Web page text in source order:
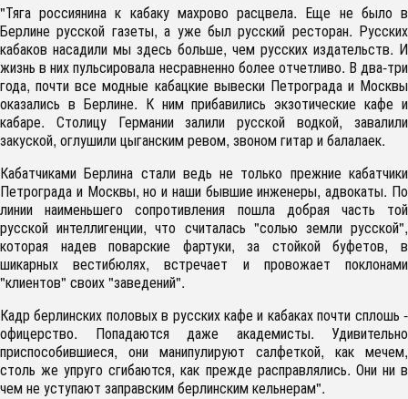
"Тяга россиянина к кабаку махрово расцвела. Еще не было в
Берлине русской газеты, а уже был русский ресторан. Русских
кабаков насадили мы здесь больше, чем русских издательств. И
жизнь в них пульсировала несравненно более отчетливо. В два-три
года, почти все модные кабацкие вывески Петрограда и Москвы
оказались в Берлине. К ним прибавились экзотические кафе и
кабаре. Столицу Германии залили русской водкой, завалили
закуской, оглушили цыганским ревом, звоном гитар и балалаек.
Кабатчиками Берлина стали ведь не только прежние кабатчики
Петрограда и Москвы, но и наши бывшие инженеры, адвокаты. По
линии наименьшего сопротивления пошла добрая часть той
русской интеллигенции, что считалась "солью земли русской",
которая надев поварские фартуки, за стойкой буфетов, в
шикарных вестибюлях, встречает и провожает поклонами
"клиентов" своих "заведений".
Кадр берлинских половых в русских кафе и кабаках почти сплошь -
офицерство. Попадаются даже академисты. Удивительно
приспособившиеся, они манипулируют салфеткой, как мечем,
столь же упруго сгибаются, как прежде расправлялись. Они ни в
чем не уступают заправским берлинским кельнерам".